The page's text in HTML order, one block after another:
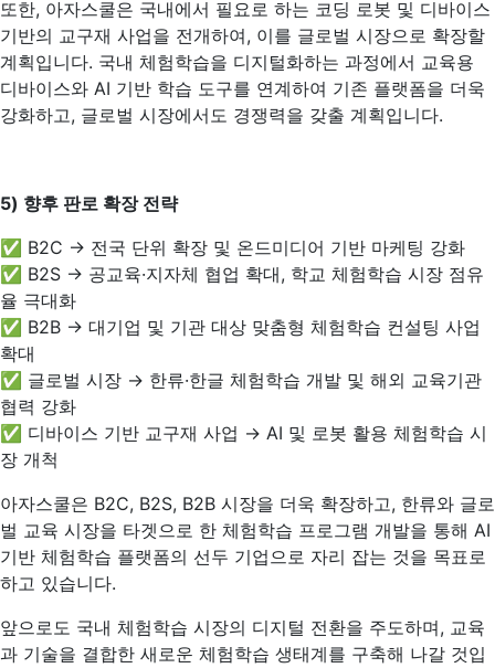
또한, 아자스쿨은 국내에서 필요로 하는 코딩 로봇 및 디바이스
기반의 교구재 사업을 전개하여, 이를 글로벌 시장으로 확장할
계획입니다. 국내 체험학습을 디지털화하는 과정에서 교육용
디바이스와 AI 기반 학습 도구를 연계하여 기존 플랫폼을 더욱
강화하고, 글로벌 시장에서도 경쟁력을 갖출 계획입니다.
5) 향후 판로 확장 전략
✅ B2C → 전국 단위 확장 및 온드미디어 기반 마케팅 강화
✅ B2S → 공교육·지자체 협업 확대, 학교 체험학습 시장 점유
율 극대화
✅ B2B → 대기업 및 기관 대상 맞춤형 체험학습 컨설팅 사업
확대
✅ 글로벌 시장 → 한류·한글 체험학습 개발 및 해외 교육기관
협력 강화
✅ 디바이스 기반 교구재 사업 → AI 및 로봇 활용 체험학습 시
장 개척
아자스쿨은 B2C, B2S, B2B 시장을 더욱 확장하고, 한류와 글로
벌 교육 시장을 타겟으로 한 체험학습 프로그램 개발을 통해 AI
기반 체험학습 플랫폼의 선두 기업으로 자리 잡는 것을 목표로
하고 있습니다.
앞으로도 국내 체험학습 시장의 디지털 전환을 주도하며, 교육
과 기술을 결합한 새로운 체험학습 생태계를 구축해 나갈 것입